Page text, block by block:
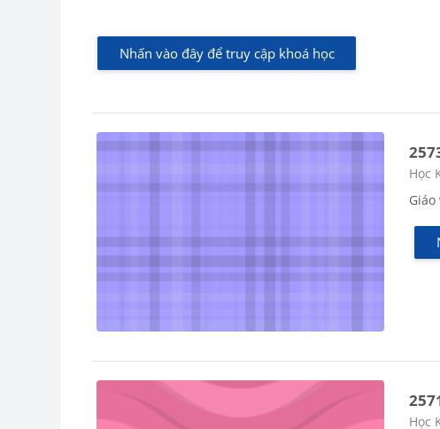
Nhấn vào đây để truy cập khoá học
Các
Học
Các
Học